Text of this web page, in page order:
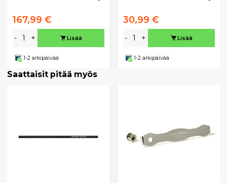
167,99 €
- + Lisää
1-2 arkipäivää
30,99 €
- + Lisää
1-2 arkipäivää
Saattaisit pitää myös